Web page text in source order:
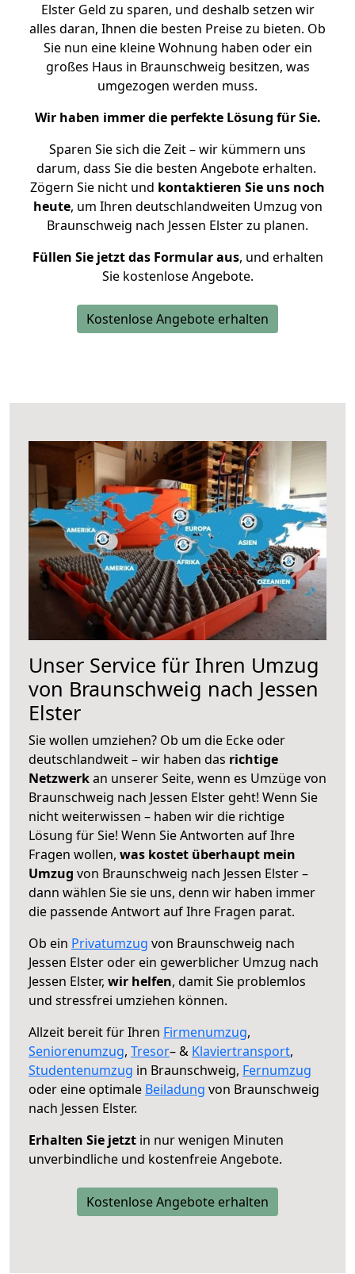
Elster Geld zu sparen, und deshalb setzen wir
alles daran, Ihnen die besten Preise zu bieten. Ob
Sie nun eine kleine Wohnung haben oder ein
großes Haus in Braunschweig besitzen, was
umgezogen werden muss.
Wir haben immer die perfekte Lösung für Sie.
Sparen Sie sich die Zeit – wir kümmern uns
darum, dass Sie die besten Angebote erhalten.
Zögern Sie nicht und kontaktieren Sie uns noch
heute, um Ihren deutschlandweiten Umzug von
Braunschweig nach Jessen Elster zu planen.
Füllen Sie jetzt das Formular aus, und erhalten
Sie kostenlose Angebote.
Kostenlose Angebote erhalten
Unser Service für Ihren Umzug
von Braunschweig nach Jessen
Elster
Sie wollen umziehen? Ob um die Ecke oder
deutschlandweit – wir haben das richtige
Netzwerkan unserer Seite, wenn es Umzüge von
Braunschweig nach Jessen Elster geht! Wenn Sie
nicht weiterwissen – haben wir die richtige
Lösung für Sie! Wenn Sie Antworten auf Ihre
Fragen wollen, was kostet überhaupt mein
Umzug von Braunschweig nach Jessen Elster –
dann wählen Sie sie uns, denn wir haben immer
die passende Antwort auf Ihre Fragen parat.
Ob ein Privatumzug von Braunschweig nach
Jessen Elster oder ein gewerblicher Umzug nach
Jessen Elster, wir helfen, damit Sie problemlos
und stressfrei umziehen können.
Allzeit bereit für Ihren Firmenumzug,
Seniorenumzug, Tresor– & Klaviertransport,
Studentenumzug in Braunschweig, Fernumzug
oder eine optimale Beiladung von Braunschweig
nach Jessen Elster.
Erhalten Sie jetzt in nur wenigen Minuten
unverbindliche und kostenfreie Angebote.
Kostenlose Angebote erhalten